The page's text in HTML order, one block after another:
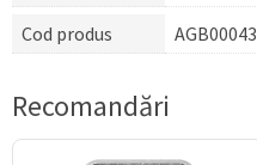
Cod produs
AGB00043
Recomandări